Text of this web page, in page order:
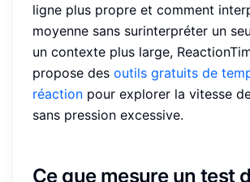
ligne plus propre et comment
moyenne sans surinterpréter un
un contexte plus large,
propose des outils gratuits de
réaction pour explorer la vitesse
sans pression excessive.
Ce que mesure un test